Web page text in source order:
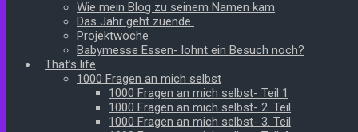
Wie mein Blog zu seinem Namen kam
Das Jahr geht zuende
Projektwoche
Babymesse Essen- lohnt ein Besuch noch?
That’s life
1000 Fragen an mich selbst
1000 Fragen an mich selbst- Teil 1
1000 Fragen an mich selbst- 2. Teil
1000 Fragen an mich selbst- 3. Teil